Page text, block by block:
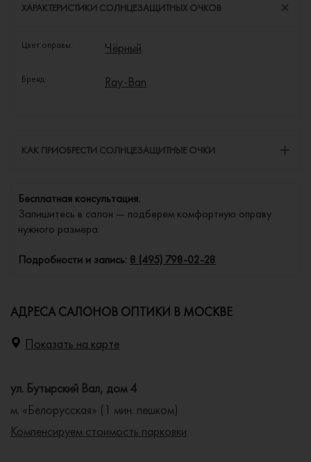
ХАРАКТЕРИСТИКИ СОЛНЦЕЗАЩИТНЫХ ОЧКОВ
Цвет оправы: Чёрный
Бренд: Ray-Ban
КАК ПРИОБРЕСТИ СОЛНЦЕЗАЩИТНЫЕ ОЧКИ
Бесплатная консультация.
Запишитесь в салон — подберем комфортную оправу
нужного размера.
Подробности и запись: 8 (495) 798-02-28
АДРЕСА САЛОНОВ ОПТИКИ В МОСКВЕ
Показать на карте
ул. Бутырский Вал, дом 4
м. «Белорусская» (1 мин. пешком)
Компенсируем стоимость парковки